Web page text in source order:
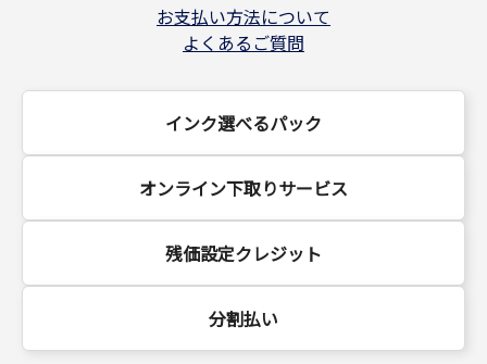
お支払い方法について
よくあるご質問
インク選べるパック
オンライン下取りサービス
残価設定クレジット
分割払い